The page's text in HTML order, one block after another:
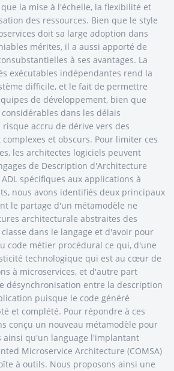
la mise à l'échelle, la flexibilité et
des ressources. Bien que le style
doit sa large adoption dans
mérites, il a aussi apporté de
à ses avantages. La
exécutables indépendantes rend la
difficile, et le fait de permettre
de développement, bien que
dans les délais
accru de dérive vers des
et obscurs. Pour limiter ces
les architectes logiciels peuvent
de Description d'Architecture
spécifiques aux applications à
nous avons identifiés deux principaux
le partage d'un métamodèle ne
architecturale abstraites des
dans le langage et d'avoir pour
code métier procédural ce qui, d'une
technologique qui est au cœur de
à microservices, et d'autre part
désynchronisation entre la description
puisque le code généré
et complété. Pour répondre à ces
conçu un nouveau métamodèle pour
ainsi qu'un language l'implantant
Microservice Architecture (COMSA)
à outils. Nous proposons ainsi une